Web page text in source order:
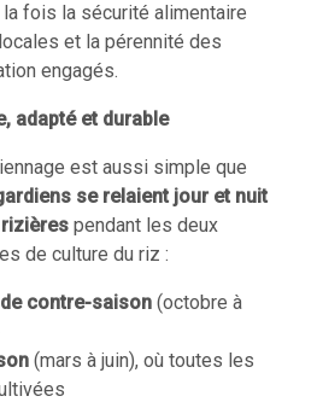
fois la sécurité alimentaire
et la pérennité des
engagés.
adapté et durable
est aussi simple que
se relaient jour et nuit
pendant les deux
de culture du riz :
contre-saison(octobre à
(mars à juin), où toutes les